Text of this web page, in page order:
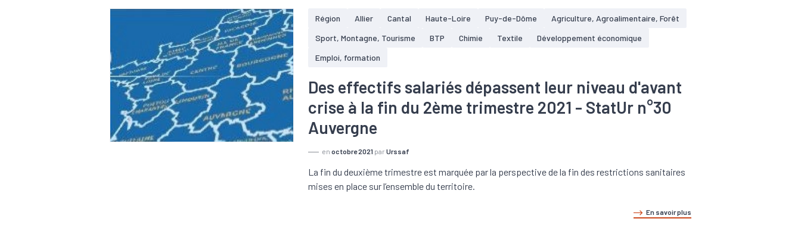
Région Allier Cantal Haute-Loire Puy-de-Dôme
Agriculture, Agroalimentaire, Forêt
Sport, Montagne, Tourisme
BTP Chimie Textile
Développement économique
Emploi, formation
Des effectifs salariés dépassent leur niveau d'avant
crise à la fin du 2ème trimestre 2021 - StatUr n°30
Auvergne
enoctobre 2021 parUrssaf
La fin du deuxième trimestre est marquée par la perspective de la fin des restrictions sanitaires
mises en place sur l’ensemble du territoire.
En savoir plus